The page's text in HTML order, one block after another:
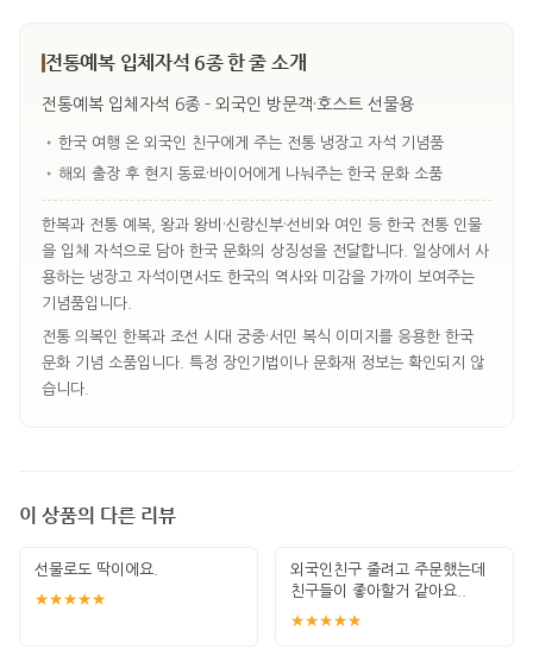
전통예복 입체자석 6종 한 줄 소개
전통예복 입체자석 6종 - 외국인 방문객·호스트 선물용
• 한국 여행 온 외국인 친구에게 주는 전통 냉장고 자석 기념품
• 해외 출장 후 현지 동료·바이어에게 나눠주는 한국 문화 소품
한복과 전통 예복, 왕과 왕비·신랑신부·선비와 여인 등 한국 전통 인물
을 입체 자석으로 담아 한국 문화의 상징성을 전달합니다. 일상에서 사
용하는 냉장고 자석이면서도 한국의 역사와 미감을 가까이 보여주는
기념품입니다.
전통 의복인 한복과 조선 시대 궁중·서민 복식 이미지를 응용한 한국
문화 기념 소품입니다. 특정 장인기법이나 문화재 정보는 확인되지 않
습니다.
이 상품의 다른 리뷰
선물로도 딱이에요.
★★★★★
외국인친구 줄려고 주문했는데
친구들이 좋아할거 같아요..
★★★★★